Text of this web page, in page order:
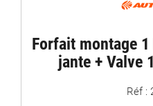
Forfait montage
jante + Valve
Réf :